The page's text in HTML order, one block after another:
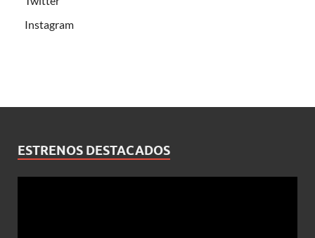
Instagram
ESTRENOS DESTACADOS